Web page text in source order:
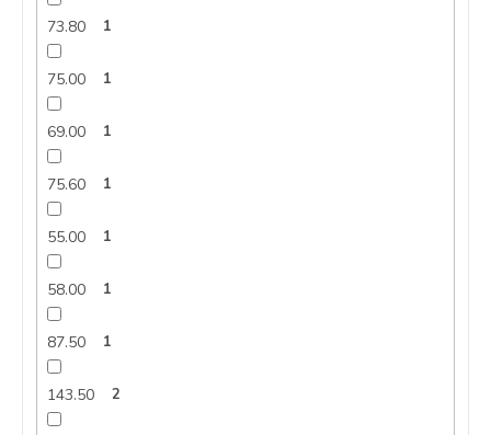
73.80 1
75.00 1
69.00 1
75.60 1
55.00 1
58.00 1
87.50 1
143.50 2